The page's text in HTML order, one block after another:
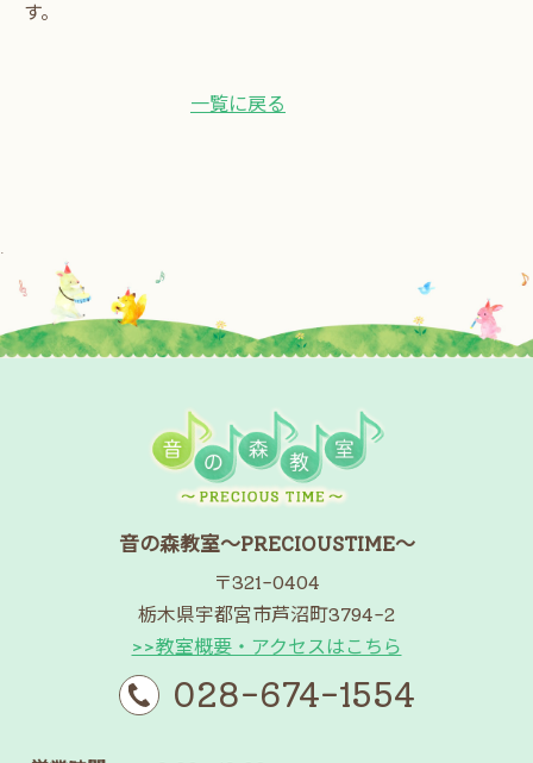
す。
一覧に戻る
音の森教室～PRECIOUSTIME～
〒321-0404
栃木県宇都宮市芦沼町3794-2
>>教室概要・アクセスはこちら
028-674-1554